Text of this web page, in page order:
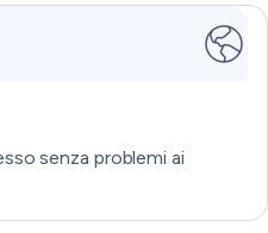
senza problemi ai